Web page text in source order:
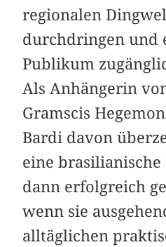
regionalen
durchdringen und
Publikum
Als Anhängerin
Gramscis
Bardi davon
eine
dann erfolgreich
wenn sie
alltäglichen